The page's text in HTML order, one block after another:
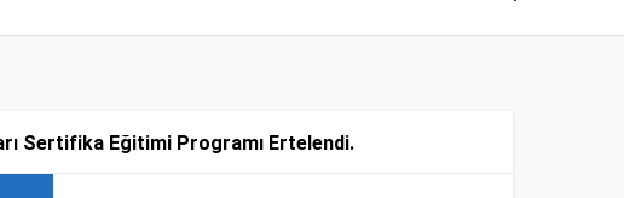
Sertifika Eğitimi Programı Ertelendi.